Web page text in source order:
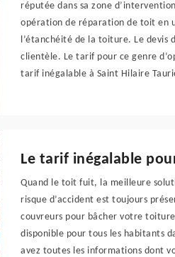
réputée dans sa zone
opération de réparation de toit en
l’étanchéité de la toiture. Le devis
clientèle. Le tarif pour ce genre
tarif inégalable à Saint Hilaire
Le tarif inégalable
Quand le toit fuit, la meilleure
risque d’accident est toujours
couvreurs pour bâcher votre
disponible pour tous les habitants
avez toutes les informations dont